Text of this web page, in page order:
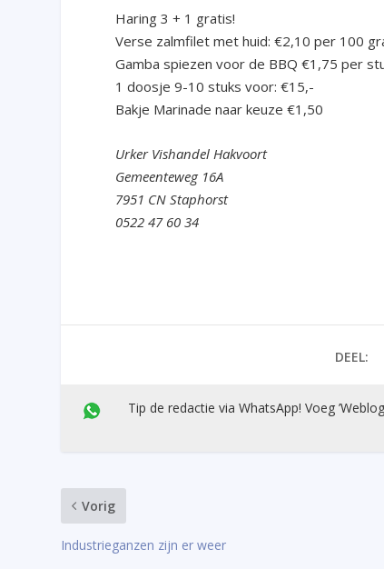
Haring 3 + 1 gratis!
Verse zalmfilet met huid: €2,10 per 100
Gamba spiezen voor de BBQ €1,75 per
1 doosje 9-10 stuks voor: €15,-
Bakje Marinade naar keuze €1,50
Urker Vishandel Hakvoort
Gemeenteweg 16A
7951 CN Staphorst
0522 47 60 34
DEEL:
Tip de redactie via WhatsApp! Voeg
Vorig
Industrieganzen zijn er weer